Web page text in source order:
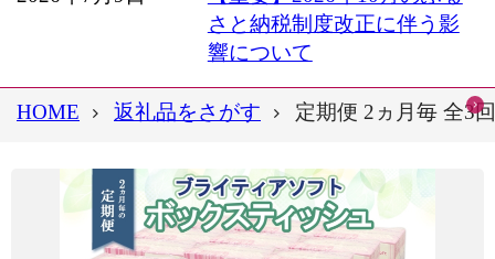
さと納税制度改正に伴う影
響について
HOME 返礼品をさがす 定期便 2ヵ月毎 全3